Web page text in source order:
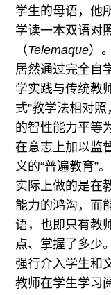
学生的母语，他
学读一本双语对
（Telemaque）
居然通过完全自
学实践与传统教
式”教学法相对
的智性能力平等
在意志上加以监
义的“普遍教育”
实际上做的是在
能力的鸿沟，而
语，也即只有教
点、掌握了多少
强行介入学生和
教师在学生学习